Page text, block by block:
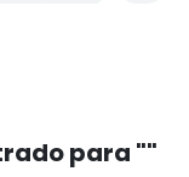
para ""